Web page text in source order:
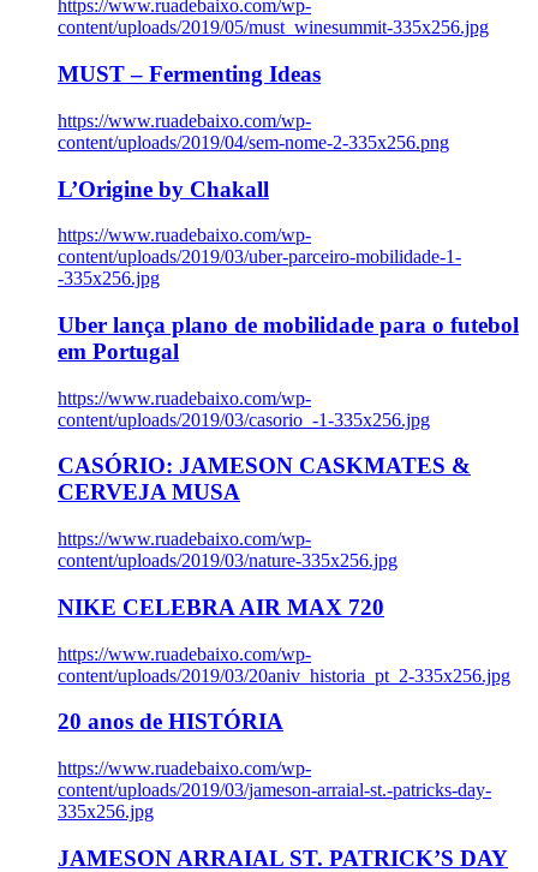
https://www.ruadebaixo.com/wp-
content/uploads/2019/05/must_winesummit-335x256.jpg
MUST – Fermenting Ideas
https://www.ruadebaixo.com/wp-
content/uploads/2019/04/sem-nome-2-335x256.png
L’Origine by Chakall
https://www.ruadebaixo.com/wp-
content/uploads/2019/03/uber-parceiro-mobilidade-1-
-335x256.jpg
Uber lança plano de mobilidade para o futebol
em Portugal
https://www.ruadebaixo.com/wp-
content/uploads/2019/03/casorio_-1-335x256.jpg
CASÓRIO: JAMESON CASKMATES &
CERVEJA MUSA
https://www.ruadebaixo.com/wp-
content/uploads/2019/03/nature-335x256.jpg
NIKE CELEBRA AIR MAX 720
https://www.ruadebaixo.com/wp-
content/uploads/2019/03/20aniv_historia_pt_2-335x256.jpg
20 anos de HISTÓRIA
https://www.ruadebaixo.com/wp-
content/uploads/2019/03/jameson-arraial-st.-patricks-day-
335x256.jpg
JAMESON ARRAIAL ST. PATRICK’S DAY